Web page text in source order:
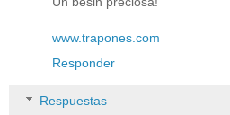
www.trapones.com
Responder
Respuestas